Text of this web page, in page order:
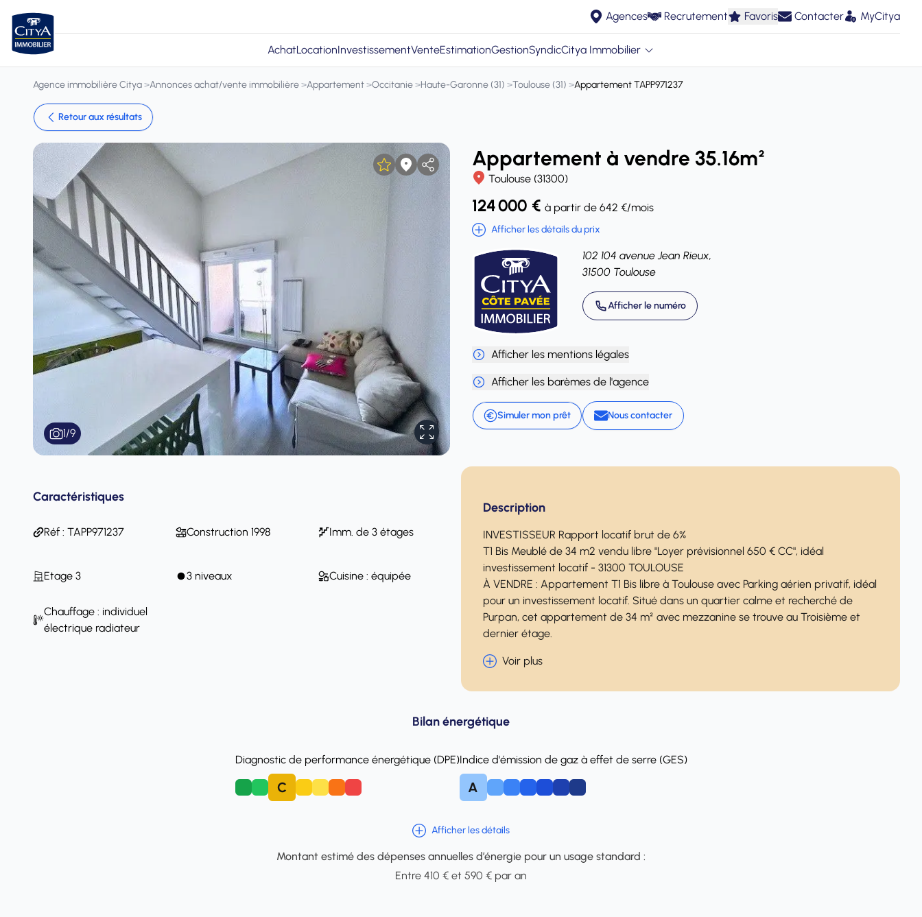
AchatLocationInvestissementVenteEstimationGestionSyndicCitya Immobilier
Agences Recrutement Favoris Contacter MyCitya
Agence immobilière Citya>Annonces achat/vente immobilière>Appartement>Occitanie>Haute-Garonne (31) >Toulouse (31) >Appartement TAPP971237
Retour aux résultats
1/9
Appartement à vendre 35.16m²
Toulouse (31300)
124 000 € à partir de 642 €/mois
Afficher les détails du prix
102 104 avenue Jean Rieux,
31500 Toulouse
Afficher le numéro
Afficher les mentions légales
Afficher les barèmes de l'agence
Simuler mon prêt Nous contacter
Caractéristiques
Réf : TAPP971237 Construction 1998 Imm. de 3 étages
Etage 3 3 niveaux Cuisine : équipée
Chauffage : individuel
électrique radiateur
Description
INVESTISSEUR Rapport locatif brut de 6%
T1 Bis Meublé de 34 m2 vendu libre "Loyer prévisionnel 650 € CC", idéal
investissement locatif - 31300 TOULOUSE
À VENDRE : Appartement T1 Bis libre à Toulouse avec Parking aérien privatif, idéal
pour un investissement locatif. Situé dans un quartier calme et recherché de
Purpan, cet appartement de 34 m² avec mezzanine se trouve au Troisième et
dernier étage.
Voir plus
Bilan énergétique
Diagnostic de performance énergétique (DPE)
C
Indice d'émission de gaz à effet de serre (GES)
A
Afficher les détails
Montant estimé des dépenses annuelles d’énergie pour un usage standard :
Entre 410 € et 590 € par an